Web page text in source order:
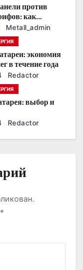
против
как
в
Metall_admin
экономия
в течение года
Redactor
выбор и
Redactor
*